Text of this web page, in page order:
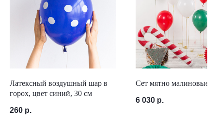
Латексный воздушный шар в
горох, цвет синий, 30 см
260 р.
Сет мятно малиновые
6 030 р.